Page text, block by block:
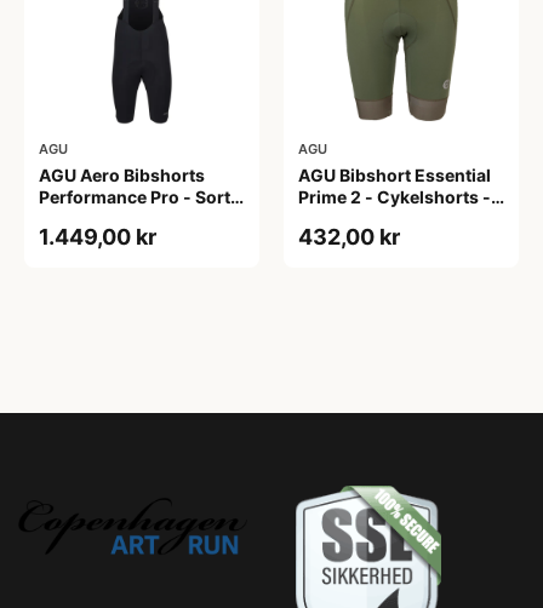
AGU
AGU Aero Bibshorts
Performance Pro - Sort -
1.449,00 kr
AGU
AGU Bibshort Essential
Prime 2 - Cykelshorts -
2XL
432,00 kr